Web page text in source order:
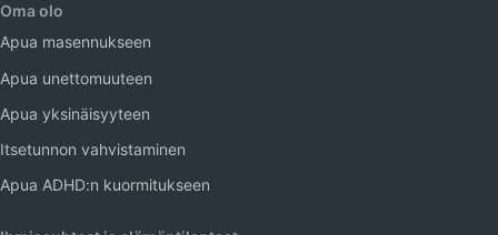
Oma olo
Apua masennukseen
Apua unettomuuteen
Apua yksinäisyyteen
Itsetunnon vahvistaminen
Apua ADHD:n kuormitukseen